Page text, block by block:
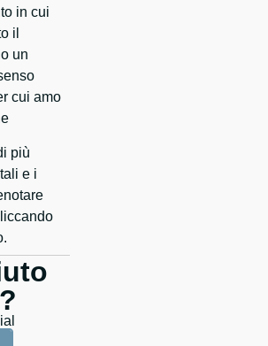
in cui
il
un
cui amo
più
e i